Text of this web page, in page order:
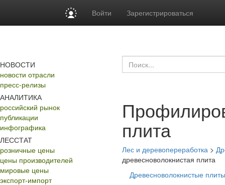
Войти Зарегистрироваться
НОВОСТИ
новости отрасли
пресс-релизы
АНАЛИТИКА
российский рынок
публикации
инфографика
ЛЕССТАТ
розничные цены
цены производителей
мировые цены
экспорт-импорт
плита
Лес и деревопереработка >
древесноволокнистая плита
Древесноволокнистые